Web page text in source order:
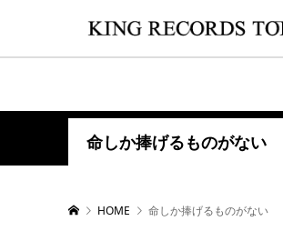
命しか捧げるものがない
HOME 命しか捧げるものがない